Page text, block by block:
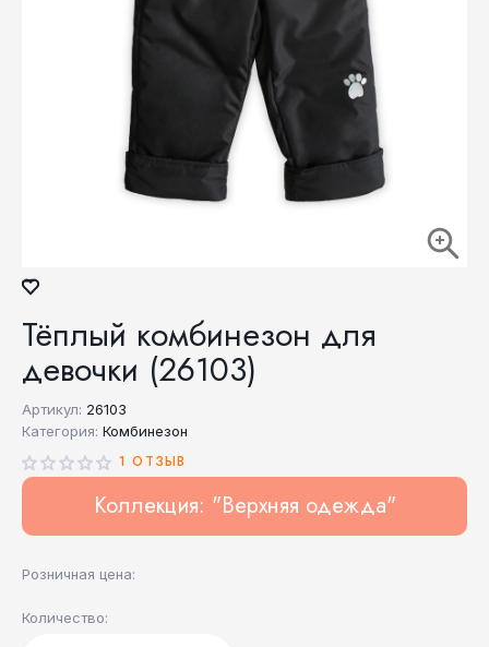
Тёплый комбинезон для
девочки (26103)
Артикул: 26103
Категория: Комбинезон
1 ОТЗЫВ
Коллекция: "Верхняя одежда"
Розничная цена:
Количество: